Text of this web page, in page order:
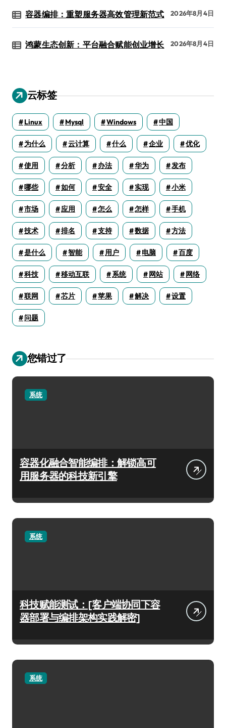
容器编排：重塑服务器高效管理新范式 2026年8月4日
鸿蒙生态创新：平台融合赋能创业增长 2026年8月4日
云标签
Linux Mysql Windows 中国
为什么 云计算 什么 企业 优化
使用 分析 办法 华为 发布
哪些 如何 安全 实现 小米
市场 应用 怎么 怎样 手机
技术 排名 支持 数据 方法
是什么 智能 用户 电脑 百度
科技 移动互联 系统 网站 网络
联网 芯片 苹果 解决 设置
问题
您错过了
系统
容器化融合智能编排：解锁高可
用服务器的科技新引擎
系统
科技赋能测试：[客户端协同下容
器部署与编排架构实践解密]
系统